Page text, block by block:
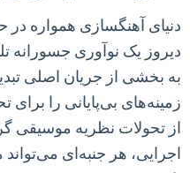
دنیای آهنگسازی همواره در
دیروز یک نوآوری
به بخشی از جریان اصلی
زمینه‌های بی‌پایانی را
از تحولات نظریه موسیقی
اجرایی، هر جنبه‌ای